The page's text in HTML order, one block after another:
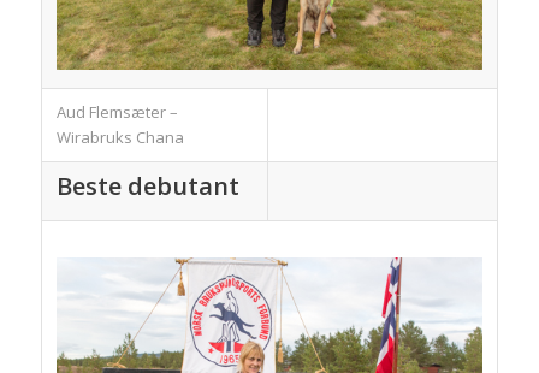
Aud Flemsæter –
Wirabruks Chana
Beste debutant